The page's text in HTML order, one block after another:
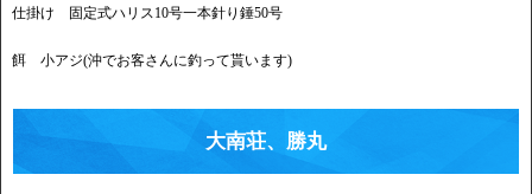
仕掛け 固定式ハリス10号一本針り錘50号
餌 小アジ(沖でお客さんに釣って貰います)
大南荘、勝丸